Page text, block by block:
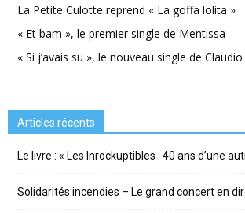
La Petite Culotte reprend « La goffa lolita »
« Et bam », le premier single de Mentissa
« Si j’avais su », le nouveau single de
Articles récents
Le livre : « Les Inrockuptibles : 40 ans d’une
Solidarités incendies – Le grand concert en